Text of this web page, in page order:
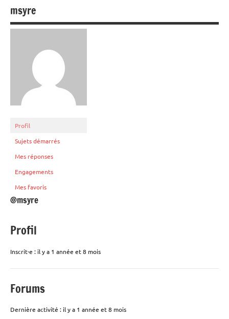
msyre
Profil
Sujets démarrés
Mes réponses
Engagements
Mes favoris
@msyre
Profil
Inscrit·e : il y a 1 année et 8 mois
Forums
Dernière activité : il y a 1 année et 8 mois